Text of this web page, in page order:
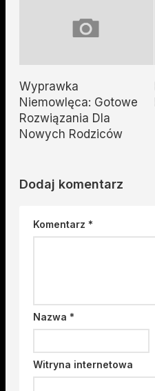
Wyprawka
Niemowlęca: Gotowe
Rozwiązania Dla
Nowych Rodziców
Dodaj komentarz
Komentarz *
Nazwa *
Witryna internetowa